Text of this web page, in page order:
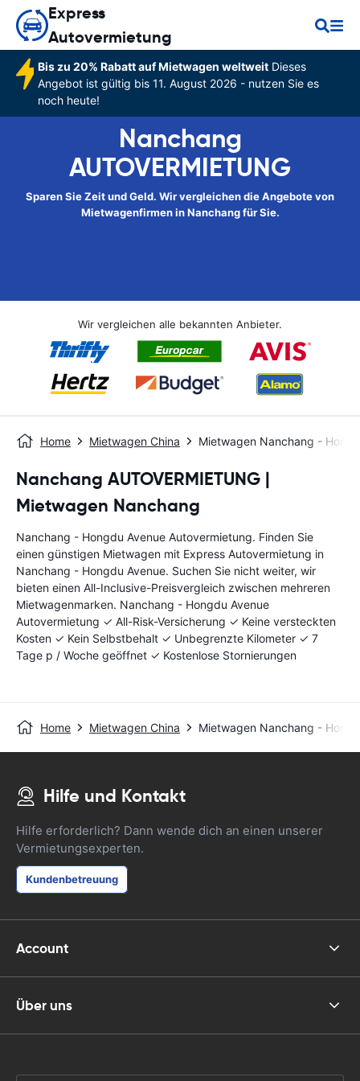
Express
Autovermietung
Bis zu 20% Rabatt auf Mietwagen weltweitDieses
Angebot ist gültig bis 11. August 2026 - nutzen Sie es
noch heute!
Nanchang
AUTOVERMIETUNG
Sparen Sie Zeit und Geld. Wir vergleichen die Angebote von
Mietwagenfirmen in Nanchang für Sie.
Wir vergleichen alle bekannten Anbieter.
Home Mietwagen China Mietwagen Nanchang -
Nanchang AUTOVERMIETUNG |
Mietwagen Nanchang
Nanchang - Hongdu Avenue Autovermietung. Finden Sie
einen günstigen Mietwagen mit Express Autovermietung in
Nanchang - Hongdu Avenue. Suchen Sie nicht weiter, wir
bieten einen All-Inclusive-Preisvergleich zwischen mehreren
Mietwagenmarken. Nanchang - Hongdu Avenue
Autovermietung ✓ All-Risk-Versicherung ✓ Keine versteckten
Kosten ✓ Kein Selbstbehalt ✓ Unbegrenzte Kilometer ✓ 7
Tage p / Woche geöffnet ✓ Kostenlose Stornierungen
Home Mietwagen China Mietwagen Nanchang -
Hilfe und Kontakt
Hilfe erforderlich? Dann wende dich an einen unserer
Vermietungsexperten.
Kundenbetreuung
Account
Über uns